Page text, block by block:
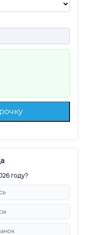
году?